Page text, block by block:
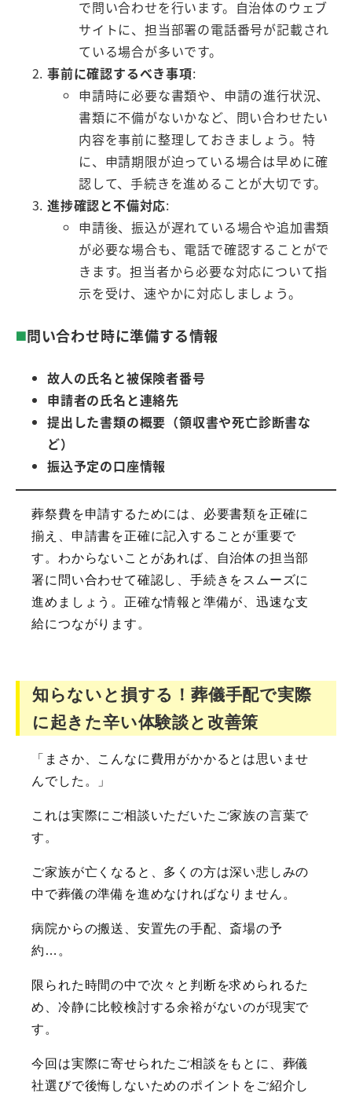
で問い合わせを行います。自治体のウェブ
サイトに、担当部署の電話番号が記載され
ている場合が多いです。
事前に確認するべき事項:
申請時に必要な書類や、申請の進行状況、
書類に不備がないかなど、問い合わせたい
内容を事前に整理しておきましょう。特
に、申請期限が迫っている場合は早めに確
認して、手続きを進めることが大切です。
進捗確認と不備対応:
申請後、振込が遅れている場合や追加書類
が必要な場合も、電話で確認することがで
きます。担当者から必要な対応について指
示を受け、速やかに対応しましょう。
問い合わせ時に準備する情報
故人の氏名と被保険者番号
申請者の氏名と連絡先
提出した書類の概要（領収書や死亡診断書な
ど）
振込予定の口座情報
葬祭費を申請するためには、必要書類を正確に
揃え、申請書を正確に記入することが重要で
す。わからないことがあれば、自治体の担当部
署に問い合わせて確認し、手続きをスムーズに
進めましょう。正確な情報と準備が、迅速な支
給につながります。
知らないと損する！葬儀手配で実際
に起きた辛い体験談と改善策
「まさか、こんなに費用がかかるとは思いませ
んでした。」
これは実際にご相談いただいたご家族の言葉で
す。
ご家族が亡くなると、多くの方は深い悲しみの
中で葬儀の準備を進めなければなりません。
病院からの搬送、安置先の手配、斎場の予
約…。
限られた時間の中で次々と判断を求められるた
め、冷静に比較検討する余裕がないのが現実で
す。
今回は実際に寄せられたご相談をもとに、葬儀
社選びで後悔しないためのポイントをご紹介し